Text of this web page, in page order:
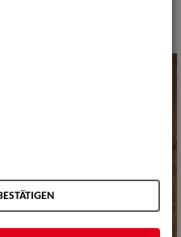
Sänger / Sängerin